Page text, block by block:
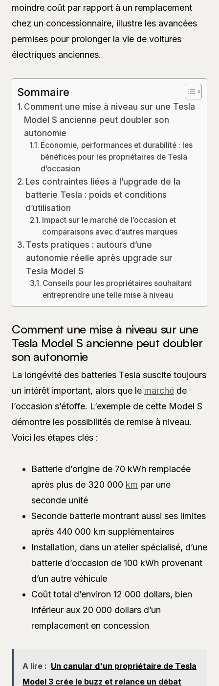
moindre coût par rapport à un remplacement
chez un concessionnaire, illustre les avancées
permises pour prolonger la vie de voitures
électriques anciennes.
Sommaire
Comment une mise à niveau sur une Tesla
Model S ancienne peut doubler son
autonomie
Économie, performances et durabilité : les
bénéfices pour les propriétaires de Tesla
d’occasion
Les contraintes liées à l’upgrade de la
batterie Tesla : poids et conditions
d’utilisation
Impact sur le marché de l’occasion et
comparaisons avec d’autres marques
Tests pratiques : autours d’une
autonomie réelle après upgrade sur
Tesla Model S
Conseils pour les propriétaires souhaitant
entreprendre une telle mise à niveau
Comment une mise à niveau sur une
Tesla Model S ancienne peut doubler
son autonomie
La longévité des batteries Tesla suscite toujours
un intérêt important, alors que le marché de
l’occasion s’étoffe. L’exemple de cette Model S
démontre les possibilités de remise à niveau.
Voici les étapes clés :
Batterie d’origine de 70 kWh remplacée
après plus de 320 000 km par une
seconde unité
Seconde batterie montrant aussi ses limites
après 440 000 km supplémentaires
Installation, dans un atelier spécialisé, d’une
batterie d’occasion de 100 kWh provenant
d’un autre véhicule
Coût total d’environ 12 000 dollars, bien
inférieur aux 20 000 dollars d’un
remplacement en concession
A lire : Un canular d'un propriétaire de Tesla
Model 3 crée le buzz et relance un débat